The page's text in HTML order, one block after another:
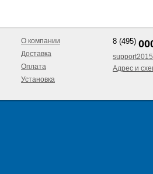
О компании
Доставка
Оплата
Установка
8 (495)
Адрес и